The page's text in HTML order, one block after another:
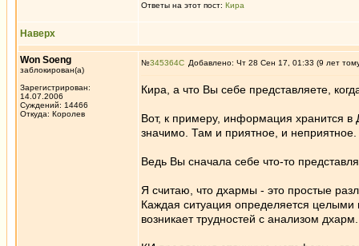
Ответы на этот пост: Кира
Наверх
Won Soeng
заблокирован(а)
Зарегистрирован:
14.07.2006
Суждений: 14466
Откуда: Королев
№345364 Добавлено: Чт 28 Сен 17, 01:33 (9 лет
Кира, а что Вы себе представляете,
Вот, к примеру, информация хранится
значимо. Там и приятное, и неприятное.
Ведь Вы сначала себе что-то
Я считаю, что дхармы - это простые
Каждая ситуация определяется целыми
возникает трудностей с анализом дхарм.